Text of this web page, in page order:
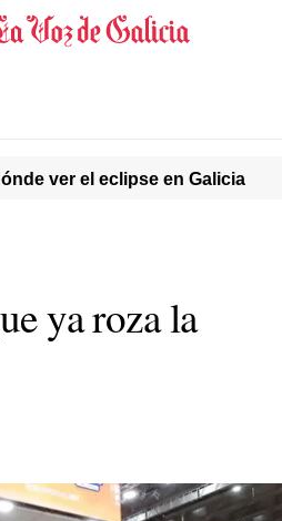
ver el eclipse en Galicia
ya roza la